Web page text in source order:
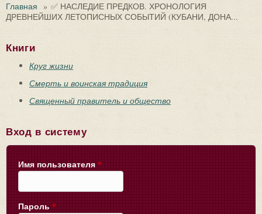
Главная » ✅ НАСЛЕДИЕ ПРЕДКОВ. ХРОНОЛОГИЯ
ДРЕВНЕЙШИХ ЛЕТОПИСНЫХ СОБЫТИЙ (КУБАНИ, ДОНА...
Книги
Круг жизни
Смерть и воинская традиция
Священный правитель и общество
Вход в систему
Имя пользователя *
Пароль *